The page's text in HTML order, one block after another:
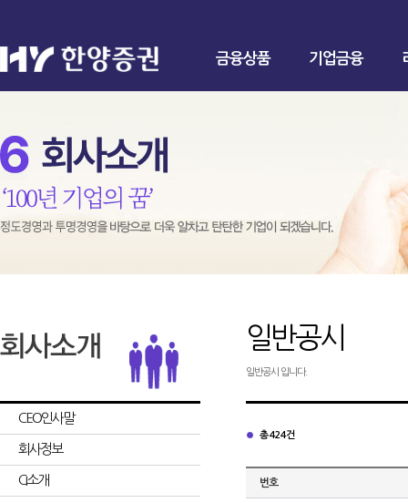
금융상품 기업금융
CEO인사말
회사정보
CI소개
일반공시
일반공시 입니다.
총 424건
번호